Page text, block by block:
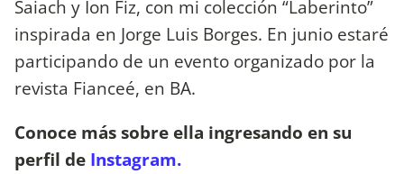
Saiach y Ion Fiz, con mi colección “Laberinto”
inspirada en Jorge Luis Borges. En junio estaré
participando de un evento organizado por la
revista Fianceé, en BA.
Conoce más sobre ella ingresando en su
perfil de Instagram.